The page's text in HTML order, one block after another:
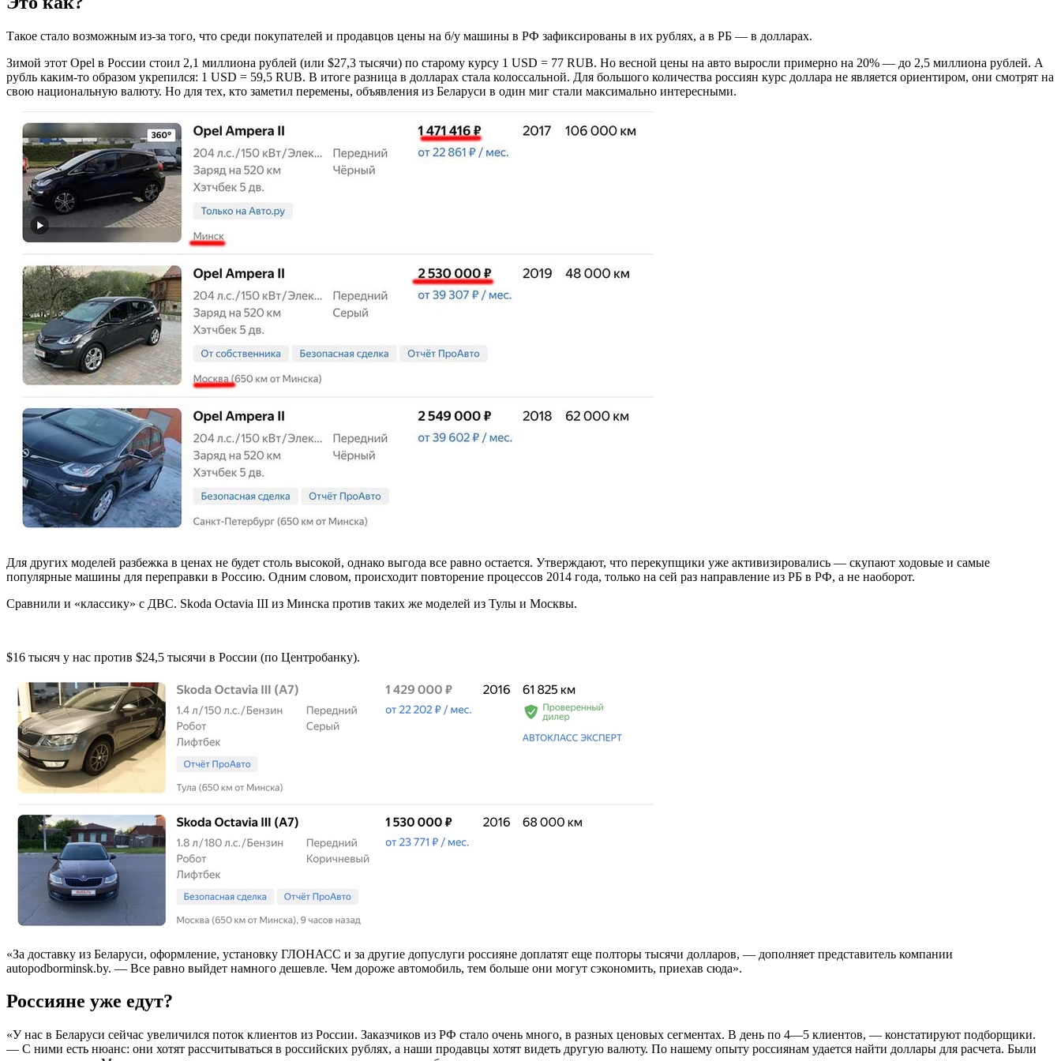
Такое стало возможным из-за того, что среди покупателей и продавцов цены на б/у машины в РФ зафиксированы в их рублях, а в РБ — в долларах.
Зимой этот Opel в России стоил 2,1 миллиона рублей (или $27,3 тысячи) по старому курсу 1 USD = 77 RUB. Но весной цены на авто выросли примерно на 20% — до 2,5 миллиона рублей. А
рубль каким-то образом укрепился: 1 USD = 59,5 RUB. В итоге разница в долларах стала колоссальной. Для большого количества россиян курс доллара не является ориентиром, они смотрят на
свою национальную валюту. Но для тех, кто заметил перемены, объявления из Беларуси в один миг стали максимально интересными.
Для других моделей разбежка в ценах не будет столь высокой, однако выгода все равно остается. Утверждают, что перекупщики уже активизировались — скупают ходовые и самые
популярные машины для переправки в Россию. Одним словом, происходит повторение процессов 2014 года, только на сей раз направление из РБ в РФ, а не наоборот.
Сравнили и «классику» с ДВС. Skoda Octavia III из Минска против таких же моделей из Тулы и Москвы.
$16 тысяч у нас против $24,5 тысячи в России (по Центробанку).
«За доставку из Беларуси, оформление, установку ГЛОНАСС и за другие допуслуги россияне доплатят еще полторы тысячи долларов, — дополняет представитель компании
autopodborminsk.by. — Все равно выйдет намного дешевле. Чем дороже автомобиль, тем больше они могут сэкономить, приехав сюда».
Россияне уже едут?
«У нас в Беларуси сейчас увеличился поток клиентов из России. Заказчиков из РФ стало очень много, в разных ценовых сегментах. В день по 4—5 клиентов, — констатируют подборщики.
— С ними есть нюанс: они хотят рассчитываться в российских рублях, а наши продавцы хотят видеть другую валюту. По нашему опыту россиянам удается найти доллары для расчета. Были